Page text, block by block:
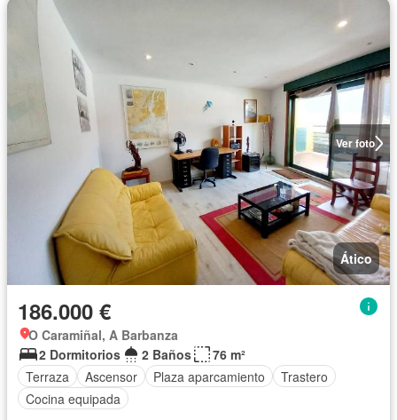
Ver foto
Ático
186.000 €
O Caramiñal, A Barbanza
2 Dormitorios
2 Baños
76 m²
Terraza
Ascensor Plaza aparcamiento
Trastero
Cocina equipada